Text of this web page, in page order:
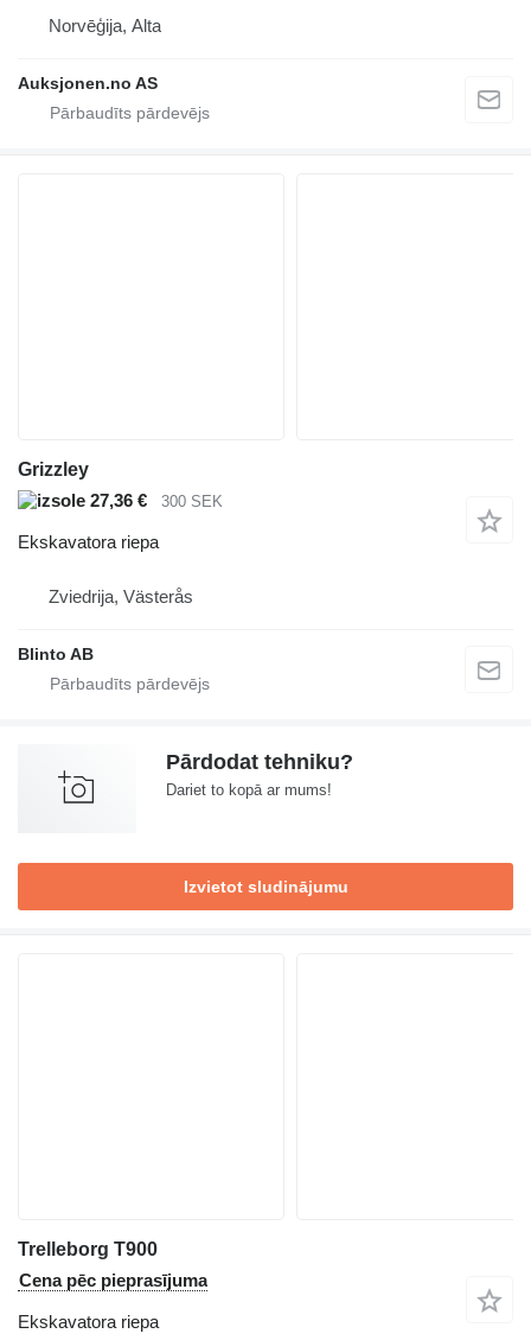
Norvēģija, Alta
Auksjonen.no AS
Grizzley
27,36 €
300 SEK
Ekskavatora riepa
Zviedrija, Västerås
Blinto AB
Pārdodat tehniku?
Dariet to kopā ar mums!
Izvietot sludinājumu
Trelleborg T900
Cena pēc pieprasījuma
Ekskavatora riepa